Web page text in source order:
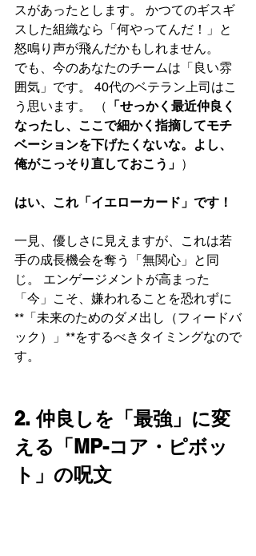
スがあったとします。 かつてのギスギ
スした組織なら「何やってんだ！」と
怒鳴り声が飛んだかもしれません。
でも、今のあなたのチームは「良い雰
囲気」です。 40代のベテラン上司はこ
う思います。 （ 「せっかく最近仲良く
なったし、ここで細かく指摘してモチ
ベーションを下げたくないな。よし、
俺がこっそり直しておこう」 ）
はい、これ「イエローカード」です！
一見、優しさに見えますが、これは若
手の成長機会を奪う「無関心」と同
じ。 エンゲージメントが高まった
「今」こそ、嫌われることを恐れずに
**「未来のためのダメ出し（フィードバ
ック）」**をするべきタイミングなので
す。
2. 仲良しを「最強」に変
える「MP-コア・ピボッ
ト」の呪文